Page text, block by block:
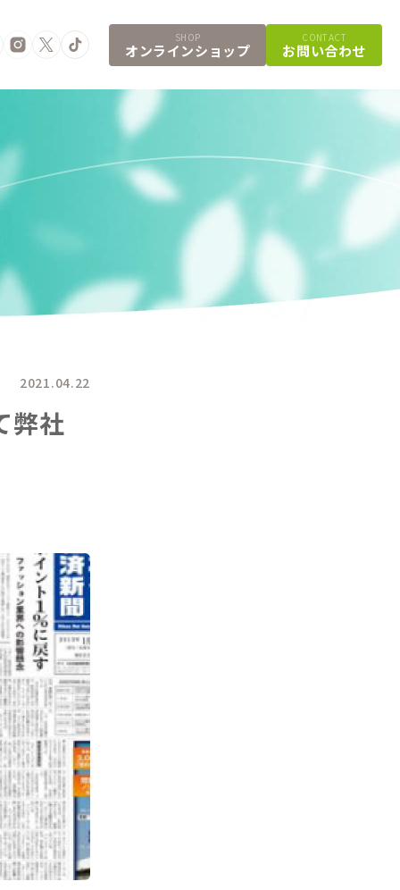
SHOP
オンラインショップ
CONTACT
お問い合わせ
2021.04.22
弊社